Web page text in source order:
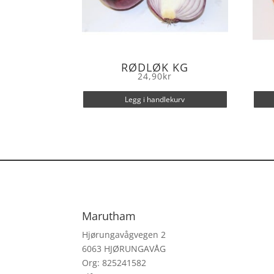
RØDLØK KG
24,90kr
Legg i handlekurv
Marutham
Hjørungavågvegen 2
6063 HJØRUNGAVÅG
Org: 825241582